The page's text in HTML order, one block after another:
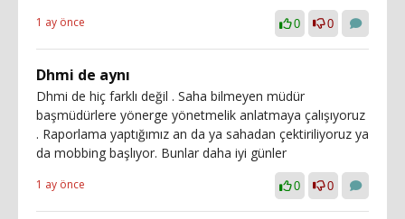
1 ay önce 0 0
Dhmi de aynı
Dhmi de hiç farklı değil . Saha bilmeyen müdür
başmüdürlere yönerge yönetmelik anlatmaya çalışıyoruz
. Raporlama yaptığımız an da ya sahadan çektiriliyoruz ya
da mobbing başlıyor. Bunlar daha iyi günler
1 ay önce 0 0